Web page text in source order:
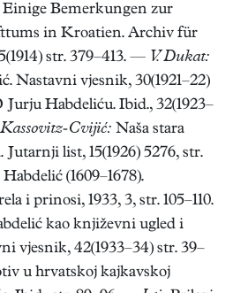
Einige Bemerkungen zur
in Kroatien. Archiv für
str. 379–413. — V. Dukat:
Nastavni vjesnik, 30(1921–22)
Jurju Habdeliću. Ibid., 32(1923–
Cvijić: Naša stara
list, 15(1926) 5276, str.
(1609–1678).
i prinosi, 1933, 3, str. 105–110.
kao književni ugled i
vjesnik, 42(1933–34) str. 39–
u hrvatskoj kajkavskoj